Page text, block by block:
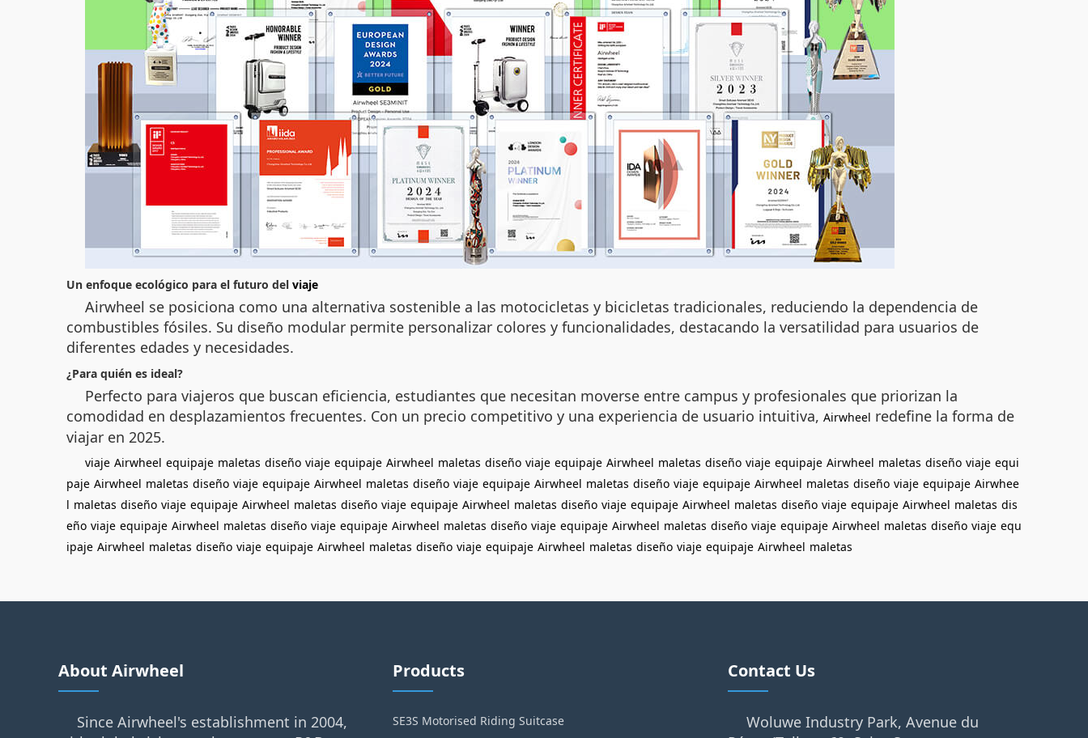
Un enfoque ecológico para el futuro del viaje
Airwheel se posiciona como una alternativa sostenible a las motocicletas y bicicletas tradicionales, reduciendo la dependencia de
combustibles fósiles. Su diseño modular permite personalizar colores y funcionalidades, destacando la versatilidad para usuarios de
diferentes edades y necesidades.
¿Para quién es ideal?
Perfecto para viajeros que buscan eficiencia, estudiantes que necesitan moverse entre campus y profesionales que priorizan la
comodidad en desplazamientos frecuentes. Con un precio competitivo y una experiencia de usuario intuitiva, Airwheel redefine la forma de
viajar en 2025.
viaje Airwheel equipaje maletas diseño viaje equipaje Airwheel maletas diseño viaje equipaje Airwheel maletas diseño viaje equipaje Airwheel maletas diseño viaje equi
paje Airwheel maletas diseño viaje equipaje Airwheel maletas diseño viaje equipaje Airwheel maletas diseño viaje equipaje Airwheel maletas diseño viaje equipaje Airwhee
l maletas diseño viaje equipaje Airwheel maletas diseño viaje equipaje Airwheel maletas diseño viaje equipaje Airwheel maletas diseño viaje equipaje Airwheel maletas dis
eño viaje equipaje Airwheel maletas diseño viaje equipaje Airwheel maletas diseño viaje equipaje Airwheel maletas diseño viaje equipaje Airwheel maletas diseño viaje equ
ipaje Airwheel maletas diseño viaje equipaje Airwheel maletas diseño viaje equipaje Airwheel maletas diseño viaje equipaje Airwheel maletas
About Airwheel
Since Airwheel's establishment in 2004,
Products
SE3S Motorised Riding Suitcase
Contact Us
Woluwe Industry Park, Avenue du